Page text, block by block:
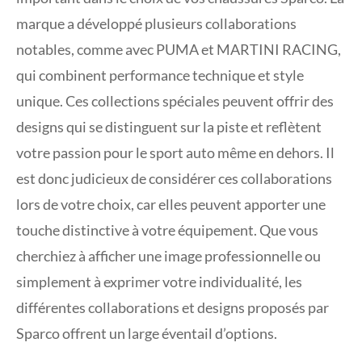
marque a développé plusieurs collaborations
notables, comme avec PUMA et MARTINI RACING,
qui combinent performance technique et style
unique. Ces collections spéciales peuvent offrir des
designs qui se distinguent sur la piste et reflètent
votre passion pour le sport auto même en dehors. Il
est donc judicieux de considérer ces collaborations
lors de votre choix, car elles peuvent apporter une
touche distinctive à votre équipement. Que vous
cherchiez à afficher une image professionnelle ou
simplement à exprimer votre individualité, les
différentes collaborations et designs proposés par
Sparco offrent un large éventail d’options.